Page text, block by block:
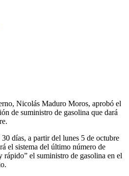
Nicolás Maduro Moros, aprobó el
de suministro de gasolina que dará
días, a partir del lunes 5 de octubre
el sistema del último número de
rápido” el suministro de gasolina en el